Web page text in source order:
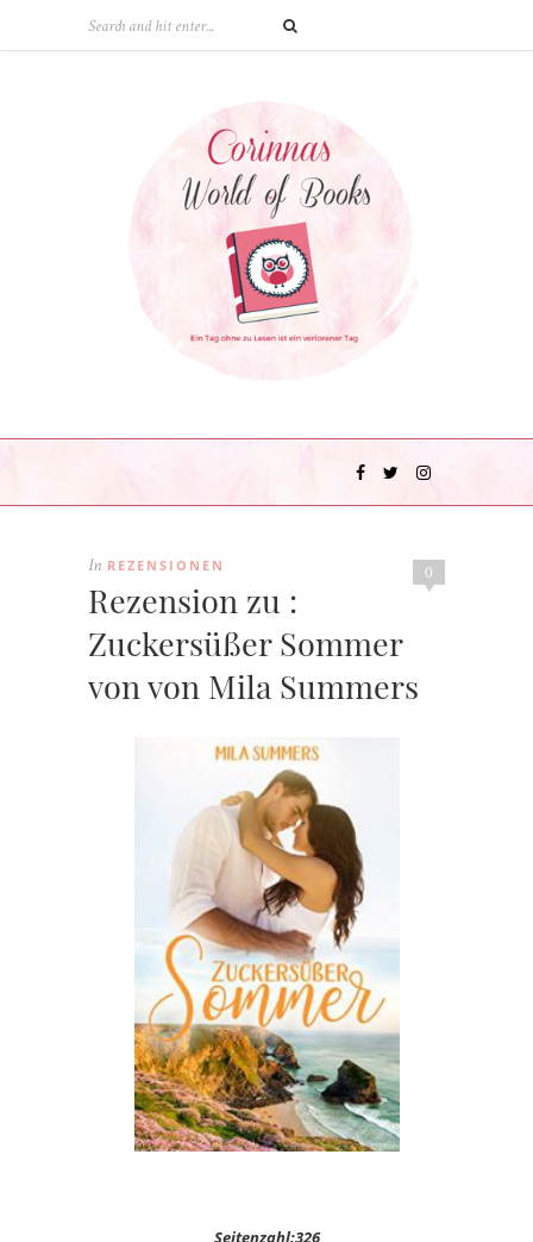
0
In REZENSIONEN
Rezension zu :
Zuckersüßer Sommer
von von Mila Summers
Seitenzahl:326